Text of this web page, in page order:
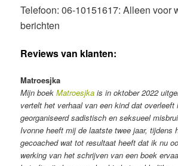
Telefoon: 06-10151617: Alleen voor
berichten
Reviews van klanten:
Matroesjka
Mijn boekMatroesjka is in oktober 2022
vertelt het verhaal van een kind dat overleeft
georganiseerd sadistisch en seksueel
Ivonne heeft mij de laatste twee jaar, tijdens
gecoached wat tot resultaat heeft dat ik nu
werking van het schrijven van een boek